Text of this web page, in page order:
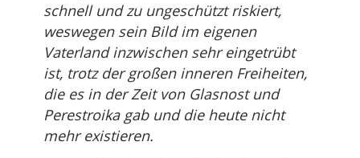
schnell und zu ungeschützt riskiert,
weswegen sein Bild im eigenen
Vaterland inzwischen sehr eingetrübt
ist, trotz der großen inneren Freiheiten,
die es in der Zeit von Glasnost und
Perestroika gab und die heute nicht
mehr existieren.